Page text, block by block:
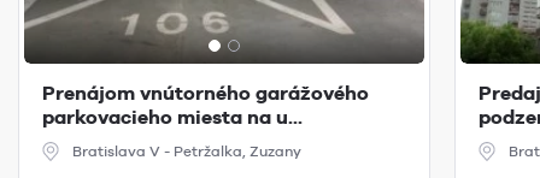
Prenájom vnútorného garážového
parkovacieho miesta na u...
Bratislava V - Petržalka, Zuzany